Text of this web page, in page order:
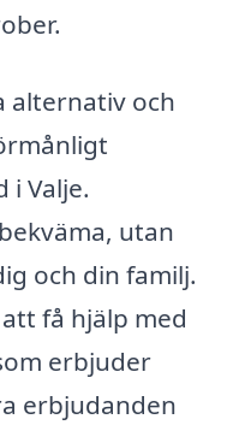
alternativ och
i Valje.
utan
och din familj.
få hjälp med
erbjuder
erbjudanden